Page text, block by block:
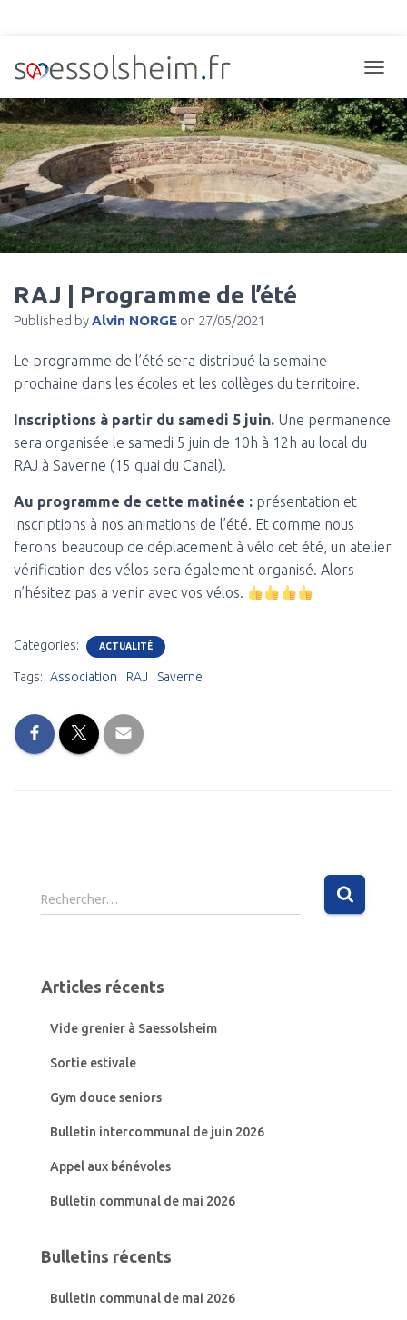
RAJ | Programme de l’été
Published byAlvin NORGE on 27/05/2021
Le programme de l’été sera distribué la semaine
prochaine dans les écoles et les collèges du territoire.
Inscriptions à partir du samedi 5 juin. Une permanence
sera organisée le samedi 5 juin de 10h à 12h au local du
RAJ à Saverne (15 quai du Canal).
Au programme de cette matinée : présentation et
inscriptions à nos animations de l’été. Et comme nous
ferons beaucoup de déplacement à vélo cet été, un atelier
vérification des vélos sera également organisé. Alors
n’hésitez pas a venir avec vos vélos.
Categories: ACTUALITÉ
Tags: Association RAJ Saverne
R
e
r
Rechercher…
Articles récents
Vide grenier à Saessolsheim
Sortie estivale
Gym douce seniors
Bulletin intercommunal de juin 2026
Appel aux bénévoles
Bulletin communal de mai 2026
Bulletins récents
Bulletin communal de mai 2026